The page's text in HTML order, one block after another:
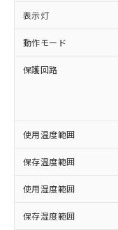
表示灯
動作モード
保護回路
使用温度範囲
保存温度範囲
使用湿度範囲
保存湿度範囲
ご利用
ご利用くださ
※1 対応状況
対応済
非含有に対
す。
有に対応し
商品です。
対応予定な
非含有に非